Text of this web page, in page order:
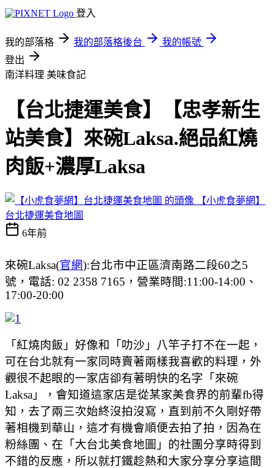
登入
我的部落格 我的部落格後台
我的帳號
登出
南洋料理 美味食記
【台北捷運美食】【忠孝新生
站美食】來碗Laksa.絕品紅燒
肉飯+濃厚Laksa
【小虎食夢網】
台北捷運美食地圖
6年前
來碗Laksa(官網):台北市中正區濟南路二段60之5
號，電話: 02 2358 7165，營業時間:11:00-14:00、
17:00-20:00
「紅燒肉飯」好像和「叻沙」八竿子打不在一起，
可在台北就有一家同時賣著兩樣我喜歡的料理，外
觀很不起眼的一家店卻有著明快的名字「來碗
Laksa」，會知道這家店是從某家美食界的前輩fb得
知，去了兩三次始終沒拍沒寫，直到前不久剛好帶
著相機到華山，這才有機會順便去拍了拍，因為在
粉絲團、在「大台北美食地圖」的社團分享時得到
不錯的反應，所以就打鐵趁熱和大家分享分享這間